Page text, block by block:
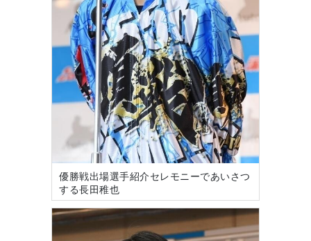
優勝戦出場選手紹介セレモニーであいさつ
する長田稚也